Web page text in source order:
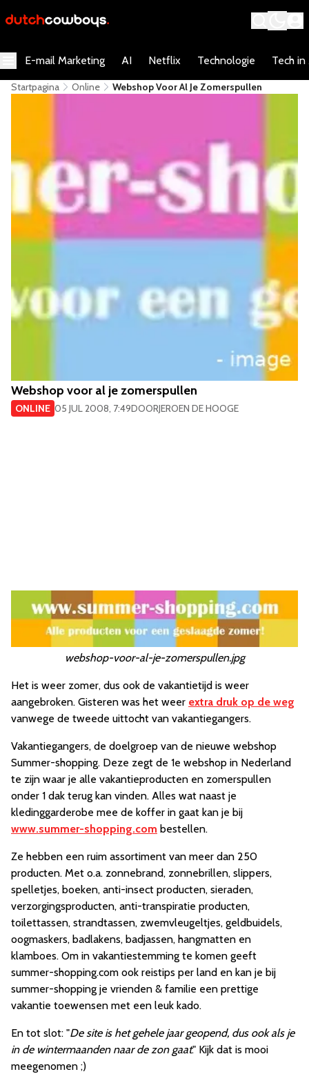
E-mail Marketing AI Netflix Technologie Tech in
Startpagina Online Webshop Voor Al Je Zomerspullen
Webshop voor al je zomerspullen
ONLINE 05 JUL 2008, 7:49DOORJEROEN DE HOOGE
webshop-voor-al-je-zomerspullen.jpg
Het is weer zomer, dus ook de vakantietijd is weer
aangebroken. Gisteren was het weer extra druk op de weg
vanwege de tweede uittocht van vakantiegangers.
Vakantiegangers, de doelgroep van de nieuwe webshop
Summer-shopping. Deze zegt de 1e webshop in Nederland
te zijn waar je alle vakantieproducten en zomerspullen
onder 1 dak terug kan vinden. Alles wat naast je
kledinggarderobe mee de koffer in gaat kan je bij
www.summer-shopping.com bestellen.
Ze hebben een ruim assortiment van meer dan 250
producten. Met o.a. zonnebrand, zonnebrillen, slippers,
spelletjes, boeken, anti-insect producten, sieraden,
verzorgingsproducten, anti-transpiratie producten,
toilettassen, strandtassen, zwemvleugeltjes, geldbuidels,
oogmaskers, badlakens, badjassen, hangmatten en
klamboes. Om in vakantiestemming te komen geeft
summer-shopping.com ook reistips per land en kan je bij
summer-shopping je vrienden & familie een prettige
vakantie toewensen met een leuk kado.
En tot slot: "De site is het gehele jaar geopend, dus ook als je
in de wintermaanden naar de zon gaat." Kijk dat is mooi
meegenomen ;)